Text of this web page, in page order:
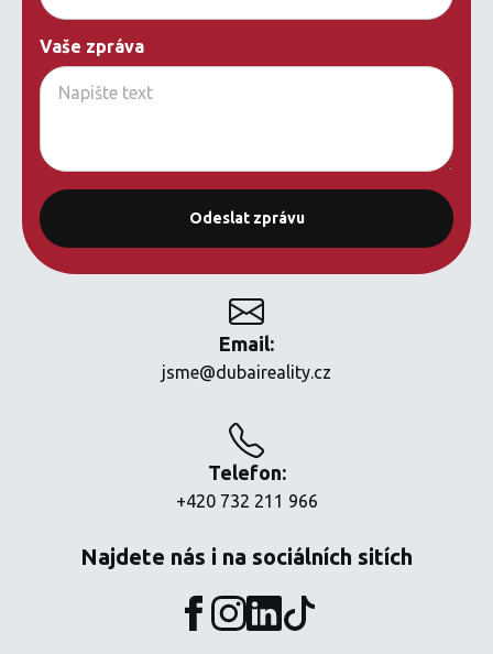
Email:
jsme@dubaireality.cz
Telefon:
+420 732 211 966
Najdete nás i na sociálních sitích
Vaše zpráva